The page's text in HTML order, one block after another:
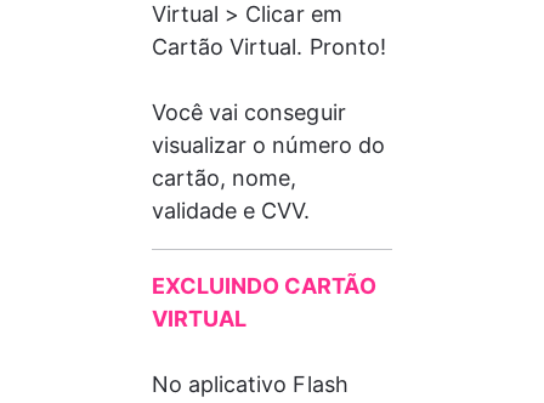
Virtual > Clicar em
Cartão Virtual. Pronto!
Você vai conseguir
visualizar o número do
cartão, nome,
validade e CVV.
EXCLUINDO CARTÃO
VIRTUAL
No aplicativo Flash